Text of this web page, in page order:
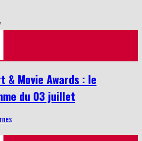
& Movie Awards : le
du 03 juillet